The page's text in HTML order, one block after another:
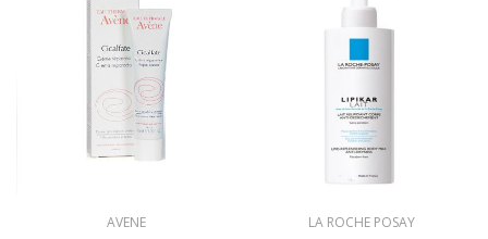
AVENE LA ROCHE POSAY